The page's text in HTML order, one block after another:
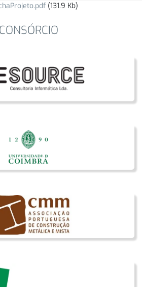
(131.9 Kb)
CONSÓRCIO